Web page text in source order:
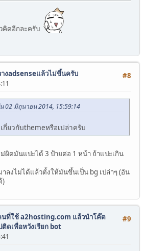
คิดอีกละครับ
#8
างadsenseแล้วไม่ขึ้นครับ
02 มิถุนายน 2014, 15:59:14
ยวกับthemeหรือเปล่าครับ
ผิดมันแปะได้ 3 ป้ายต่อ 1 หน้า ถ้าแปะเกิน
งไม่ได้แล้วตั้งให้มันขึ้นเป็น bg เปล่าๆ (อัน
)
#9
นที่ใช้ a2hosting.com แล้วนำโค๊ต
ดเพื่อหวังเรียก bot